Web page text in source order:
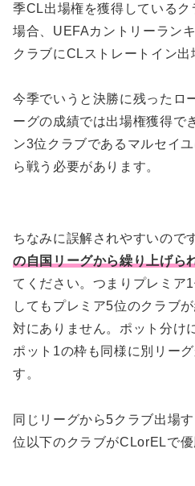
季CL出場権を獲得している
場合、UEFAカントリーラン
クラブにCLストレートイン出
今季でいうと決勝に残ったロ
ーグの成績では出場権獲得で
ン3位クラブであるマルセイ
ら戦う必要があります。
ちなみに誤解されやすいので
の自国リーグから繰り上げら
てください。つまりプレミア
してもプレミア5位のクラブ
対にありません。ポット分け
ポット1の枠も同様に別リー
す。
同じリーグから5クラブ出場
位以下のクラブがCLorELで優